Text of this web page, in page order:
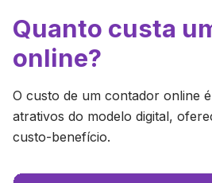
Quanto custa
online?
O custo de um contador online
atrativos do modelo digital,
custo-benefício.